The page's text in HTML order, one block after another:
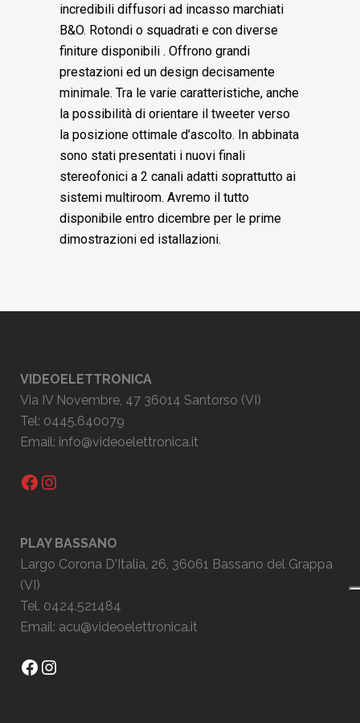
incredibili diffusori ad incasso marchiati
B&O. Rotondi o squadrati e con diverse
finiture disponibili . Offrono grandi
prestazioni ed un design decisamente
minimale. Tra le varie caratteristiche, anche
la possibilità di orientare il tweeter verso
la posizione ottimale d’ascolto. In abbinata
sono stati presentati i nuovi finali
stereofonici a 2 canali adatti soprattutto ai
sistemi multiroom. Avremo il tutto
disponibile entro dicembre per le prime
dimostrazioni ed istallazioni.
VIDEOELETTRONICA
Via IV Novembre, 47 36014 Santorso (VI)
Tel: 0445.640079
Email: info@videoelettronica.it
Facebook
Instagram
PLAY BASSANO
Largo Corona D'Italia, 26, 36061 Bassano del Grappa
(VI)
Tel. 0424.521484
Email: acu@videoelettronica.it
Facebook
Instagram